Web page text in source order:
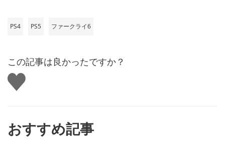
PS4 PS5 ファークライ6
この記事は良かったですか？
い
い
おすすめ記事